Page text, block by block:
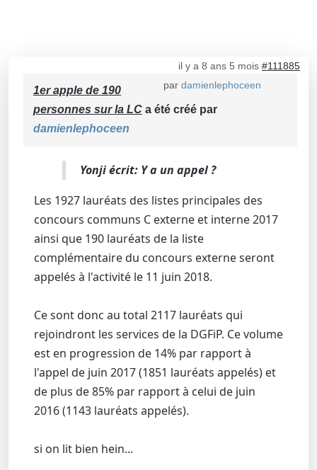
il y a 8 ans 5 mois #111885
par damienlephoceen
1er apple de 190
personnes sur la LC a été créé par
damienlephoceen
Yonji écrit: Y a un appel ?
Les 1927 lauréats des listes principales des
concours communs C externe et interne 2017
ainsi que 190 lauréats de la liste
complémentaire du concours externe seront
appelés à l'activité le 11 juin 2018.
Ce sont donc au total 2117 lauréats qui
rejoindront les services de la DGFiP. Ce volume
est en progression de 14% par rapport à
l'appel de juin 2017 (1851 lauréats appelés) et
de plus de 85% par rapport à celui de juin
2016 (1143 lauréats appelés).
si on lit bien hein...